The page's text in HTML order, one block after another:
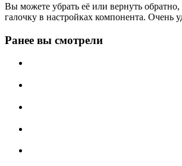
Вы можете убрать её или вернуть
галочку в настройках компонента. Очень
Ранее вы смотрели